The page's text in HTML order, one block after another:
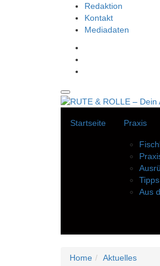
Redaktion
Kontakt
Mediadaten
Startseite Praxis
Aus
Home Aktuelles